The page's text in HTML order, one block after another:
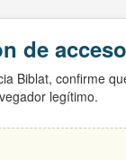
de acceso
Biblat, confirme
legítimo.